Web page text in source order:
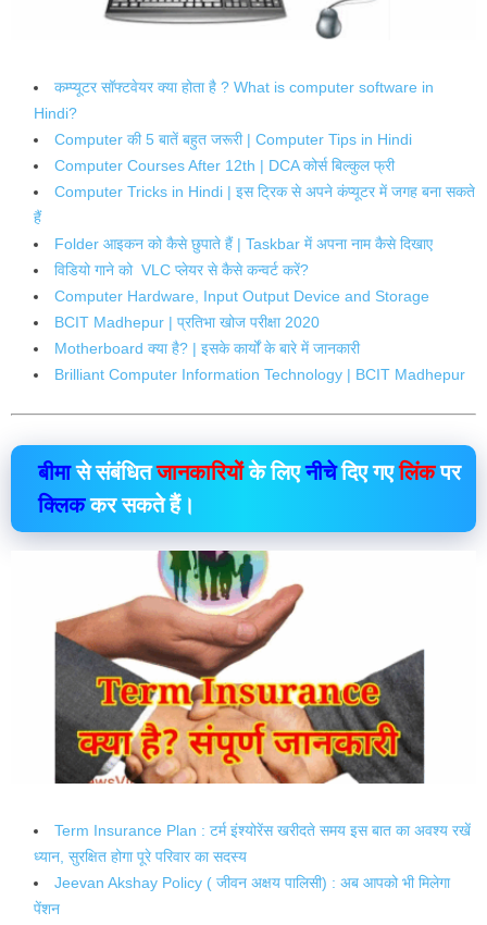
कम्प्यूटर सॉफ्टवेयर क्या होता है ? What is computer software in
Hindi?
Computer की 5 बातें बहुत जरूरी | Computer Tips in Hindi
Computer Courses After 12th | DCA कोर्स बिल्कुल फ्री
Computer Tricks in Hindi | इस ट्रिक से अपने कंप्यूटर में जगह बना सकते
हैं
Folder आइकन को कैसे छुपाते हैं | Taskbar में अपना नाम कैसे दिखाए
विडियो गाने को VLC प्लेयर से कैसे कन्वर्ट करें?
Computer Hardware, Input Output Device and Storage
BCIT Madhepur | प्रतिभा खोज परीक्षा 2020
Motherboard क्या है? | इसके कार्यों के बारे में जानकारी
Brilliant Computer Information Technology | BCIT Madhepur
बीमासे संबंधितजानकारियोंके लिएनीचेदिए गएलिंकपर
क्लिककर सकते हैं।
Term Insurance Plan : टर्म इंश्योरेंस खरीदते समय इस बात का अवश्य रखें
ध्यान, सुरक्षित होगा पूरे परिवार का सदस्य
Jeevan Akshay Policy ( जीवन अक्षय पालिसी) : अब आपको भी मिलेगा
पेंशन